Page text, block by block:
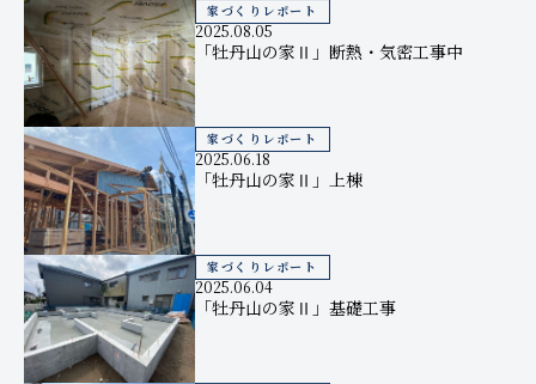
家づくりレポート
2025.08.05
「牡丹山の家Ⅱ」断熱・気密工事中
家づくりレポート
2025.06.18
「牡丹山の家Ⅱ」上棟
家づくりレポート
2025.06.04
「牡丹山の家Ⅱ」基礎工事